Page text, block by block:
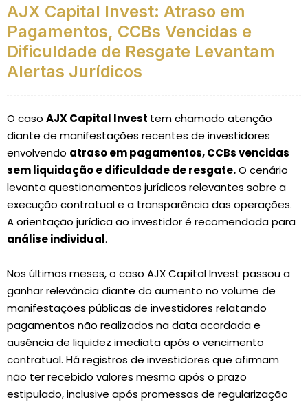
AJX Capital Invest: Atraso em
Pagamentos, CCBs Vencidas e
Dificuldade de Resgate Levantam
Alertas Jurídicos
O caso AJX Capital Invest tem chamado atenção
diante de manifestações recentes de investidores
envolvendo atraso em pagamentos, CCBs vencidas
sem liquidação e dificuldade de resgate.O cenário
levanta questionamentos jurídicos relevantes sobre a
execução contratual e a transparência das operações.
A orientação jurídica ao investidor é recomendada para
análise individual.
Nos últimos meses, o caso AJX Capital Invest passou a
ganhar relevância diante do aumento no volume de
manifestações públicas de investidores relatando
pagamentos não realizados na data acordada e
ausência de liquidez imediata após o vencimento
contratual. Há registros de investidores que afirmam
não ter recebido valores mesmo após o prazo
estipulado, inclusive após promessas de regularização